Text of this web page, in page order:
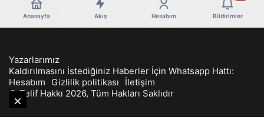
Anasayfa Akış Hesabım Bildirimler
Yazarlarımız
Kaldırılmasını İstediğiniz Haberler İçin Whatsapp Hattı:
Hesabım
Gizlilik politikası
İletişim
© Telif Hakkı 2026, Tüm Hakları Saklıdır